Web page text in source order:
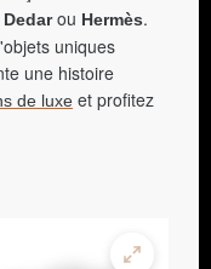
Dedarou Hermès.
uniques
une histoire
de luxe et profitez